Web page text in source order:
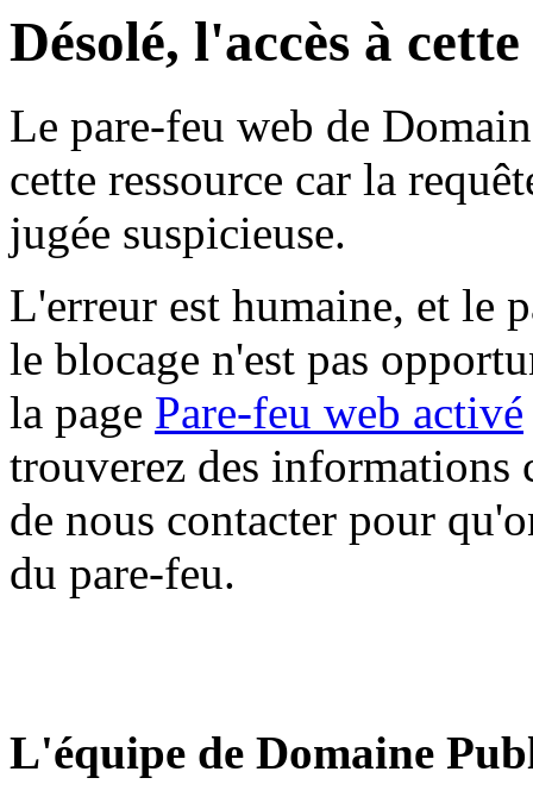
Désolé, l'accès à
Le pare-feu web de
cette ressource car la
jugée suspicieuse.
L'erreur est humaine, et le
le blocage n'est pas
la page Pare-feu web activé
trouverez des informations
de nous contacter pour
du pare-feu.
L'équipe de Domaine